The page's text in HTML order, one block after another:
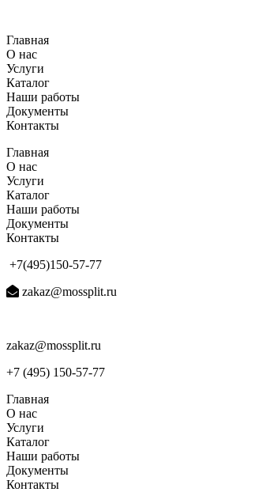
содержимому
Главная
О нас
Услуги
Каталог
Наши работы
Документы
Контакты
Главная
О нас
Услуги
Каталог
Наши работы
Документы
Контакты
+7(495)150-57-77
zakaz@mossplit.ru
zakaz@mossplit.ru
+7 (495) 150-57-77
Главная
О нас
Услуги
Каталог
Наши работы
Документы
Контакты